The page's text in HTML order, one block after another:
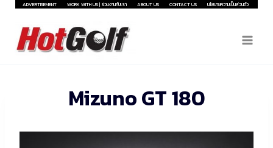
Skip
content
ADVERTISEMENT WORK WITH US | ร่วมงานกับเรา ABOUT US CONTACT US นโยบายความเป็นส่วนตัว
Mizuno GT 180